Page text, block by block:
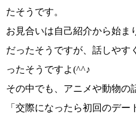
たそうです。
お見合いは自己紹介から始ま
だったそうですが、話しやす
ったそうですよ(^^♪
その中でも、アニメや動物の
「交際になったら初回のデ